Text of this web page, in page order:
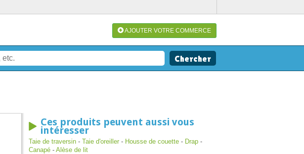
AJOUTER VOTRE COMMERCE
Ces produits peuvent aussi vous
intéresser
Taie de traversin - Taie d'oreiller - Housse de couette - Drap -
Canapé - Alèse de lit